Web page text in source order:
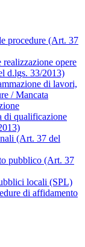
procedure (Art. 37
opere
d.lgs. 33/2013)
di lavori,
/ Mancata
di qualificazione
(Art. 37 del
pubblico (Art. 37
locali (SPL)
di affidamento